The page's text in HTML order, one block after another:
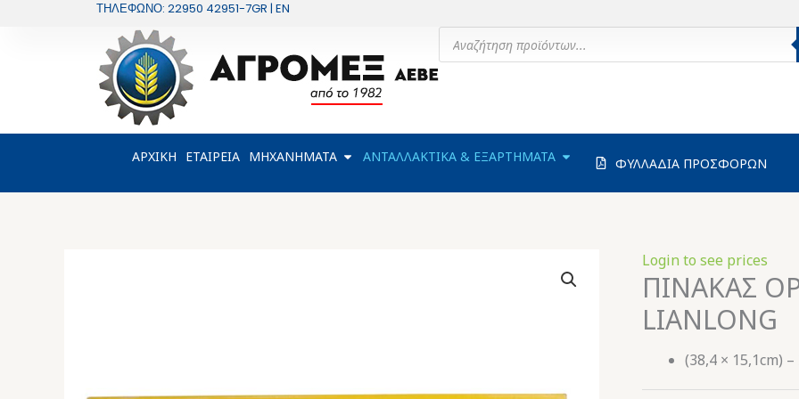
ΤΗΛΕΦΩΝΟ: 22950 42951-7GR | EN
Products
search
ΑΡΧΙΚΗ ΕΤΑΙΡΕΙΑ ΜΗΧΑΝΗΜΑΤΑ OPEN ΜΗΧΑΝΗΜΑΤΑ
ΑΝΤΑΛΛΑΚΤΙΚΑ & ΕΞΑΡΤΗΜΑΤΑ OPEN ΑΝΤΑΛΛΑΚΤΙΚΑ & ΕΞΑΡΤΗΜΑΤΑ
ΦΥΛΛΑΔΙΑ ΠΡΟΣΦΟΡΩΝ
Login to see prices
ΠΙΝΑΚΑΣ
LIANLONG
(38,4 × 15,1cm) –